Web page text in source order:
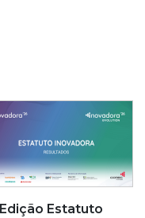
Edição Estatuto